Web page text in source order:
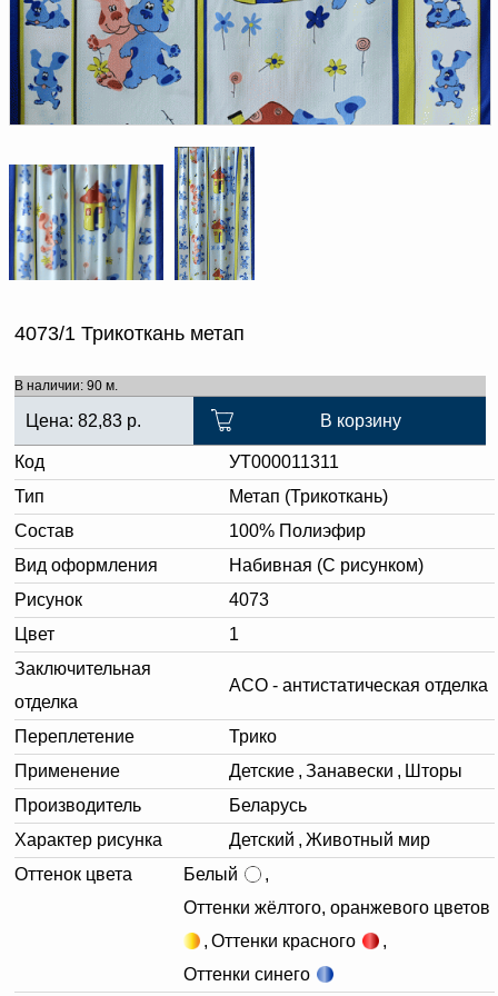
Доверенность на
получение груза
Документы по работе с
персональными данными
Письмо руководителю
Вопросы и ответы
4073/1 Трикоткань метап
В наличии: 90 м.
Цена: 82,83 р. В корзину
Код
УТ000011311
Тип
Метап (Трикоткань)
Состав
100% Полиэфир
Вид оформления
Набивная (С рисунком)
Рисунок
4073
Цвет
1
Заключительная
отделка
АСО - антистатическая отделка
Переплетение
Трико
Применение
Детские , Занавески , Шторы
Производитель
Беларусь
Характер рисунка
Детский , Животный мир
Оттенок цвета
Белый
,
Оттенки жёлтого, оранжевого цветов
, Оттенки красного
,
Оттенки синего